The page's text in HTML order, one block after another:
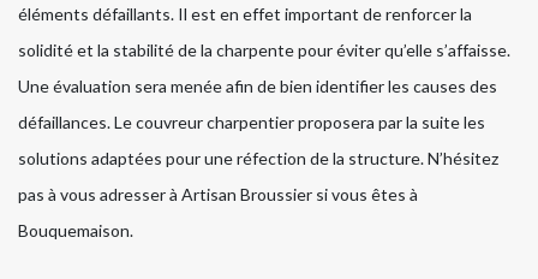
éléments défaillants. Il est en effet important de renforcer la
solidité et la stabilité de la charpente pour éviter qu’elle s’affaisse.
Une évaluation sera menée afin de bien identifier les causes des
défaillances. Le couvreur charpentier proposera par la suite les
solutions adaptées pour une réfection de la structure. N’hésitez
pas à vous adresser à Artisan Broussier si vous êtes à
Bouquemaison.